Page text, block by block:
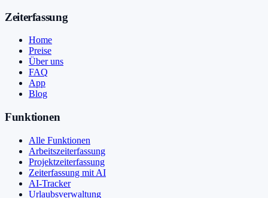
Zeiterfassung
Home
Preise
Über uns
FAQ
App
Blog
Funktionen
Alle Funktionen
Arbeitszeiterfassung
Projektzeiterfassung
Zeiterfassung mit AI
AI-Tracker
Urlaubsverwaltung